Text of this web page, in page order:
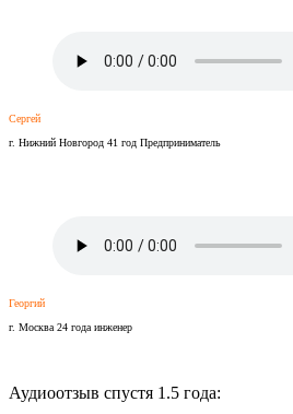
Сергей
г. Нижний Новгород 41 год Предприниматель
Георгий
г. Москва 24 года инженер
Аудиоотзыв спустя 1.5 года: